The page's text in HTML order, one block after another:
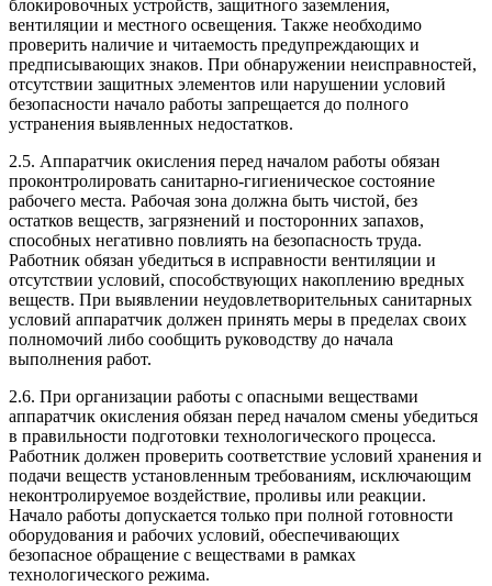
блокировочных устройств, защитного заземления,
вентиляции и местного освещения. Также необходимо
проверить наличие и читаемость предупреждающих и
предписывающих знаков. При обнаружении неисправностей,
отсутствии защитных элементов или нарушении условий
безопасности начало работы запрещается до полного
устранения выявленных недостатков.
2.5. Аппаратчик окисления перед началом работы обязан
проконтролировать санитарно-гигиеническое состояние
рабочего места. Рабочая зона должна быть чистой, без
остатков веществ, загрязнений и посторонних запахов,
способных негативно повлиять на безопасность труда.
Работник обязан убедиться в исправности вентиляции и
отсутствии условий, способствующих накоплению вредных
веществ. При выявлении неудовлетворительных санитарных
условий аппаратчик должен принять меры в пределах своих
полномочий либо сообщить руководству до начала
выполнения работ.
2.6. При организации работы с опасными веществами
аппаратчик окисления обязан перед началом смены убедиться
в правильности подготовки технологического процесса.
Работник должен проверить соответствие условий хранения и
подачи веществ установленным требованиям, исключающим
неконтролируемое воздействие, проливы или реакции.
Начало работы допускается только при полной готовности
оборудования и рабочих условий, обеспечивающих
безопасное обращение с веществами в рамках
технологического режима.